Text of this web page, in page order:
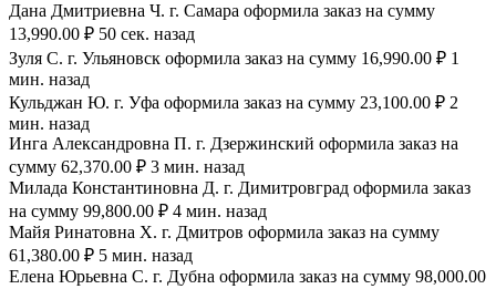
Дана Дмитриевна Ч. г. Самара оформила заказ на сумму
13,990.00 ₽ 50 сек. назад
Зуля С. г. Ульяновск оформила заказ на сумму 16,990.00 ₽ 1
мин. назад
Кульджан Ю. г. Уфа оформила заказ на сумму 23,100.00 ₽ 2
мин. назад
Инга Александровна П. г. Дзержинский оформила заказ на
сумму 62,370.00 ₽ 3 мин. назад
Милада Константиновна Д. г. Димитровград оформила заказ
на сумму 99,800.00 ₽ 4 мин. назад
Майя Ринатовна Х. г. Дмитров оформила заказ на сумму
61,380.00 ₽ 5 мин. назад
Елена Юрьевна С. г. Дубна оформила заказ на сумму 98,000.00